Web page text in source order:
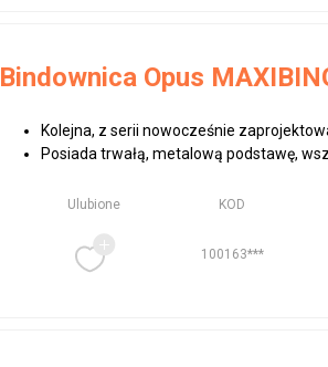
Bindownica Opus
Kolejna, z serii nowocześnie
Posiada trwałą, metalową podstawę,
Ulubione KOD
100163***